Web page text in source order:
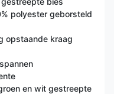
polyester geborsteld
opstaande kraag
en wit gestreepte